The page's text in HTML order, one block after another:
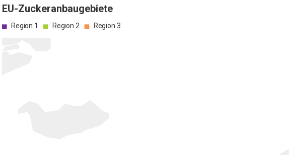
EU-Zuckeranbaugebiete
Region 1 Region 2 Region 3